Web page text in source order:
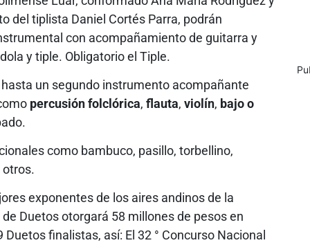
del tiplista Daniel Cortés Parra, podrán
con acompañamiento de guitarra y
y tiple. Obligatorio el Tiple.
un segundo instrumento acompañante
percusiónfolclórica, flauta, violín, bajoo
como bambuco, pasillo, torbellino,
otros.
exponentes de los aires andinos de la
Duetos otorgará 58 millones de pesos en
finalistas, así: El 32 ° Concurso Nacional